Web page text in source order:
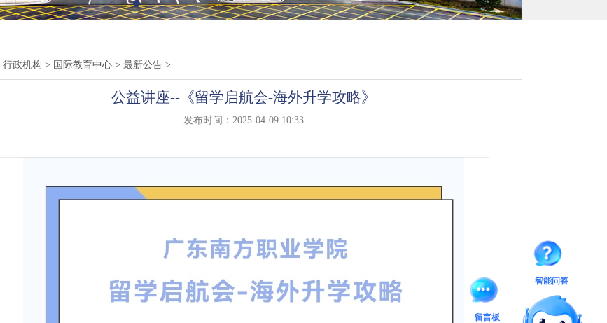
行政机构 > 国际教育中心 > 最新公告 >
公益讲座--《留学启航会-海外升学攻略》
发布时间：2025-04-09 10:33
智能问答
留言板